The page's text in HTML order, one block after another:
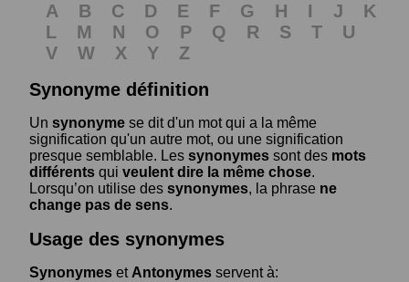
A B C D E F G H I J
K
L
M N O P Q R S T
U
V
W X Y
Z
Synonyme définition
Un synonyme se dit d'un mot qui a la même
signification qu'un autre mot, ou une signification
presque semblable. Les synonymes sont des mots
différents qui veulent dire la même chose.
Lorsqu’on utilise des synonymes, la phrase ne
change pas de sens.
Usage des synonymes
Synonymes etAntonymes servent à: